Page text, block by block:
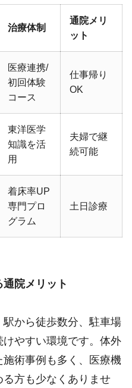
治療体制
通院メリ
ット
医療連携/
初回体験
コース
仕事帰り
OK
東洋医学
知識を活
用
夫婦で継
続可能
着床率UP
専門プロ
グラム
土日診療
院メリット
から徒歩数分、駐車場
やすい環境です。体外
術事例も多く、医療機
方も少なくありませ